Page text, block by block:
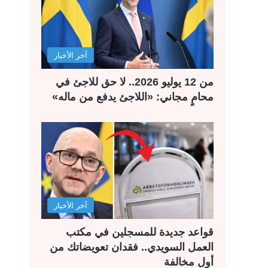
آخر الأخبار
من 12 يوليو 2026.. لا حق للاجئ في
محامٍ مجاني: «اللاجئ يدفع من ماله»
آخر الأخبار
قواعد جديدة للمسجلين في مكتب
العمل السويدي.. فقدان تعويضاتك من
أول مخالفة